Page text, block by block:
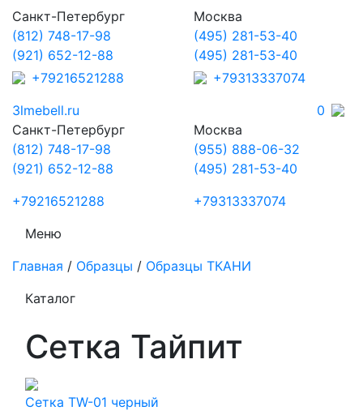
Санкт-Петербург
(812) 748-17-98
(921) 652-12-88
+79216521288
Москва
(495) 281-53-40
(495) 281-53-40
+79313337074
3lmebell.ru
Санкт-Петербург
(812) 748-17-98
(921) 652-12-88
+79216521288
Москва
(955) 888-06-32
(495) 281-53-40
+79313337074
0
Меню
Главная / Образцы / Образцы ТКАНИ
Каталог
Сетка Тайпит
Сетка TW-01 черный